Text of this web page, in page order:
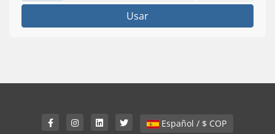
Usar
Español / $ COP